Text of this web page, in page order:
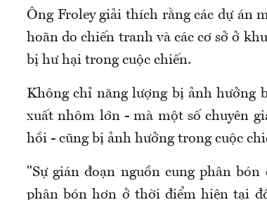
Ông Froley giải thích rằng các dự án
hoãn do chiến tranh và các cơ sở ở
bị hư hại trong cuộc chiến.
Không chỉ năng lượng bị ảnh hưởng
xuất nhôm lớn - mà một số chuyên
hồi - cũng bị ảnh hưởng trong cuộc
"Sự gián đoạn nguồn cung phân
phân bón hơn ở thời điểm hiện tại